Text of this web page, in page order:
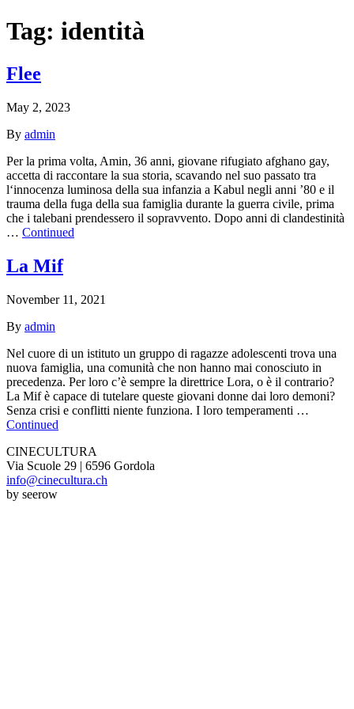
Tag: identità
Flee
May 2, 2023
By admin
Per la prima volta, Amin, 36 anni, giovane rifugiato afghano gay,
accetta di raccontare la sua storia, scavando nel suo passato tra
l‘innocenza luminosa della sua infanzia a Kabul negli anni ’80 e il
trauma della fuga della sua famiglia durante la guerra civile, prima
che i talebani prendessero il sopravvento. Dopo anni di clandestinità
… Continued
La Mif
November 11, 2021
By admin
Nel cuore di un istituto un gruppo di ragazze adolescenti trova una
nuova famiglia, una comunità che non hanno mai conosciuto in
precedenza. Per loro c’è sempre la direttrice Lora, o è il contrario?
La Mif è capace di tutelare queste giovani donne dai loro demoni?
Senza crisi e conflitti niente funziona. I loro temperamenti …
Continued
CINECULTURA
Via Scuole 29 | 6596 Gordola
info@cinecultura.ch
by seerow